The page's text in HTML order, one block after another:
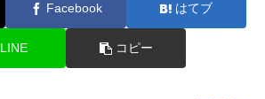
Facebook はてブ
LINE コピー